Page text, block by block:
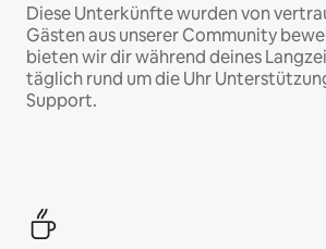
Diese Unterkünfte wurden von
Gästen aus unserer Community
bieten wir dir während deines
täglich rund um die Uhr
Support.